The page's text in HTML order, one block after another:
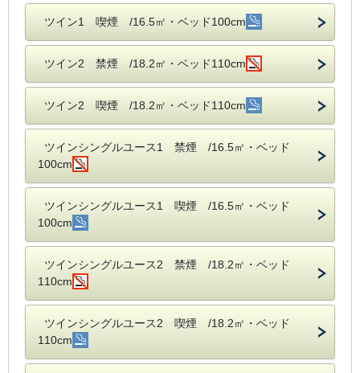
ツイン1 喫煙 /16.5㎡・ベッド100cm
ツイン2 禁煙 /18.2㎡・ベッド110cm
ツイン2 喫煙 /18.2㎡・ベッド110cm
ツインシングルユース1 禁煙 /16.5㎡・ベッド
100cm
ツインシングルユース1 喫煙 /16.5㎡・ベッド
100cm
ツインシングルユース2 禁煙 /18.2㎡・ベッド
110cm
ツインシングルユース2 喫煙 /18.2㎡・ベッド
110cm